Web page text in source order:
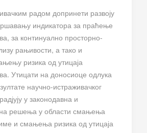
радом допринети развоју
индикатора за праћење
за континуално просторно-
рањивости, а тако и
ризика од утицаја
Утицати на доносиоце одлука
научно-истраживачког
у законодавна и
решења у области смањења
и смањења ризика од утицаја